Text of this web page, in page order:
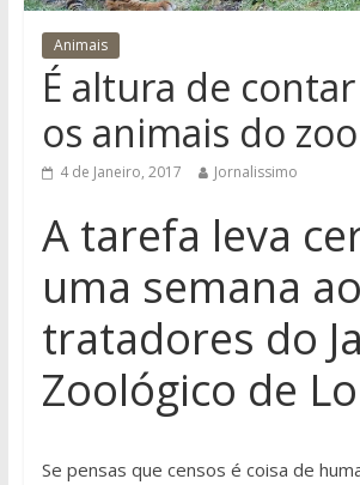
Animais
É altura de
os animais do zoo
4 de Janeiro, 2017 Jornalissimo
A tarefa leva
uma semana
tratadores do
Zoológico de
Se pensas que censos é coisa de